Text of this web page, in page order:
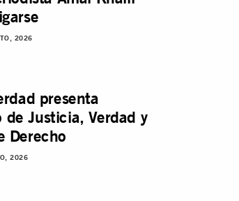
2026
presenta
de Justicia, Verdad y
Derecho
2026